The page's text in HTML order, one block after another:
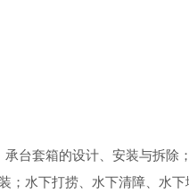
台套箱的设计、安装与拆除
水下打捞、水下清障、水